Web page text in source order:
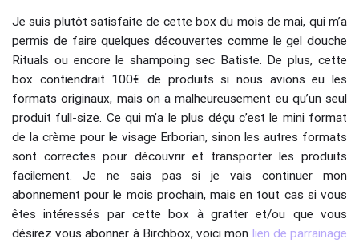
Je suis plutôt satisfaite de cette box du mois de mai, qui m’a
permis de faire quelques découvertes comme le gel douche
Rituals ou encore le shampoing sec Batiste. De plus, cette
box contiendrait 100€ de produits si nous avions eu les
formats originaux, mais on a malheureusement eu qu’un seul
produit full-size. Ce qui m’a le plus déçu c’est le mini format
de la crème pour le visage Erborian, sinon les autres formats
sont correctes pour découvrir et transporter les produits
facilement. Je ne sais pas si je vais continuer mon
abonnement pour le mois prochain, mais en tout cas si vous
êtes intéressés par cette box à gratter et/ou que vous
désirez vous abonner à Birchbox, voici mon lien de parrainage